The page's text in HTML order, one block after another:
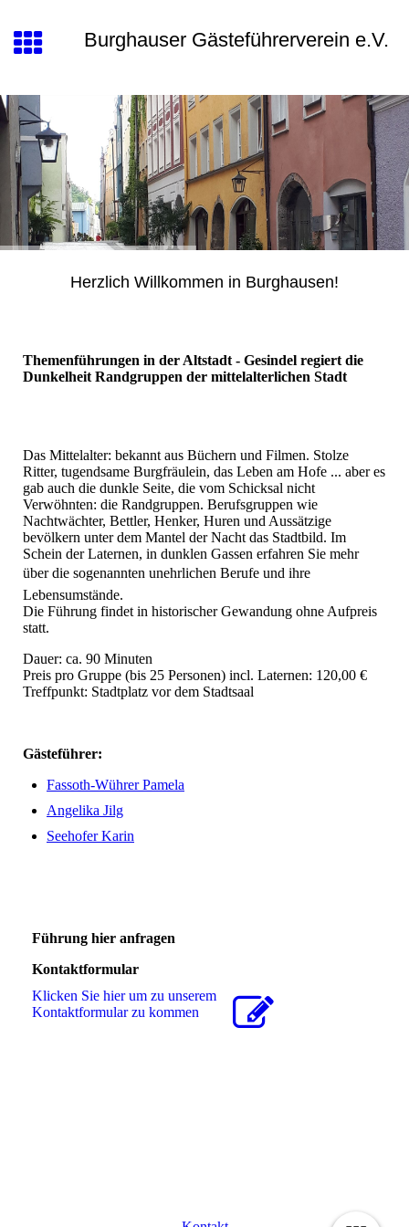
Burghauser Gästeführerverein e.V.
Herzlich Willkommen in Burghausen!
Themenführungen in der Altstadt - Gesindel regiert die
Dunkelheit Randgruppen der mittelalterlichen Stadt
Das Mittelalter: bekannt aus Büchern und Filmen. Stolze
Ritter, tugendsame Burgfräulein, das Leben am Hofe ... aber es
gab auch die dunkle Seite, die vom Schicksal nicht
Verwöhnten: die Randgruppen. Berufsgruppen wie
Nachtwächter, Bettler, Henker, Huren und Aussätzige
bevölkern unter dem Mantel der Nacht das Stadtbild. Im
Schein der Laternen, in dunklen Gassen erfahren Sie mehr
über die sogenannten unehrlichen Berufe und ihre
Lebensumstände.
Die Führung findet in historischer Gewandung ohne Aufpreis
statt.
Dauer: ca. 90 Minuten
Preis pro Gruppe (bis 25 Personen) incl. Laternen: 120,00 €
Treffpunkt: Stadtplatz vor dem Stadtsaal
Gästeführer:
Fassoth-Wührer Pamela
Angelika Jilg
Seehofer Karin
Führung hier anfragen
Kontaktformular
Klicken Sie hier um zu unserem
Kon­takt­for­mu­lar zu kommen